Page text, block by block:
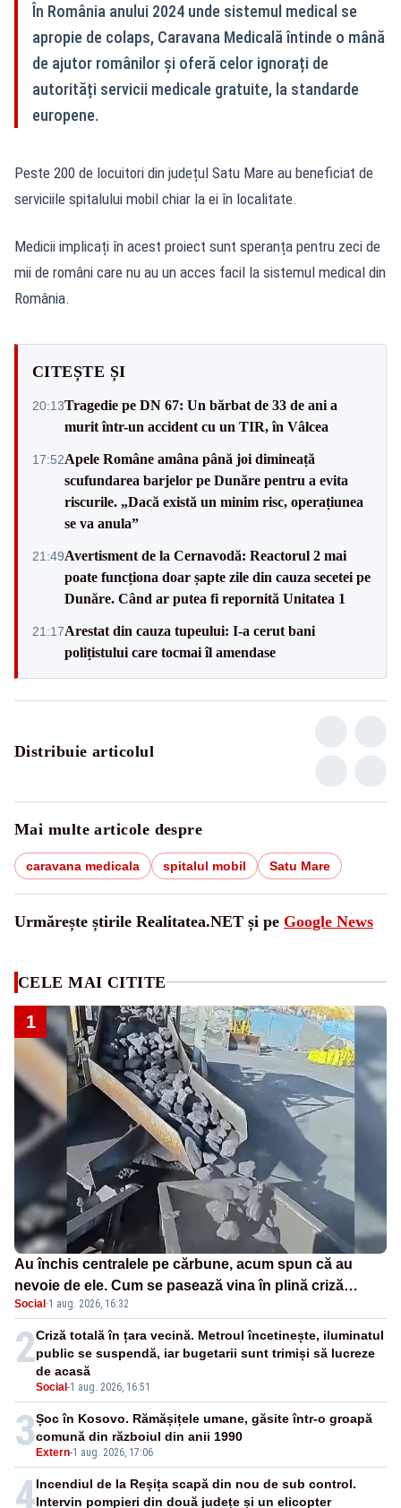
În România anului 2024 unde sistemul medical se
apropie de colaps, Caravana Medicală întinde o mână
de ajutor românilor și oferă celor ignorați de
autorități servicii medicale gratuite, la standarde
europene.
Peste 200 de locuitori din județul Satu Mare au beneficiat de
serviciile spitalului mobil chiar la ei în localitate.
Medicii implicați în acest proiect sunt speranța pentru zeci de
mii de români care nu au un acces facil la sistemul medical din
România.
CITEȘTE ȘI
20:13Tragedie pe DN 67: Un bărbat de 33 de ani a
murit într-un accident cu un TIR, în Vâlcea
17:52Apele Române amâna până joi dimineață
scufundarea barjelor pe Dunăre pentru a evita
riscurile. „Dacă există un minim risc, operațiunea
se va anula”
21:49Avertisment de la Cernavodă: Reactorul 2 mai
poate funcționa doar șapte zile din cauza secetei pe
Dunăre. Când ar putea fi repornită Unitatea 1
21:17Arestat din cauza tupeului: I-a cerut bani
polițistului care tocmai îl amendase
Distribuie articolul
Mai multe articole despre
caravana medicala spitalul mobil Satu Mare
Urmărește știrile Realitatea.NET și pe Google News
CELE MAI CITITE
1
Au închis centralele pe cărbune, acum spun că au
nevoie de ele. Cum se pasează vina în plină criză
energetică
Social ·1 aug. 2026, 16:32
2
Social -1 aug. 2026, 16:51
Criză totală în țara vecină. Metroul încetinește, iluminatul
public se suspendă, iar bugetarii sunt trimiși să lucreze
de acasă
3 Extern-1 aug. 2026, 17:06
Șoc în Kosovo. Rămășițele umane, găsite într-o groapă
comună din războiul din anii 1990
4Incendiul de la Reșița scapă din nou de sub control.
Intervin pompieri din două județe și un elicopter